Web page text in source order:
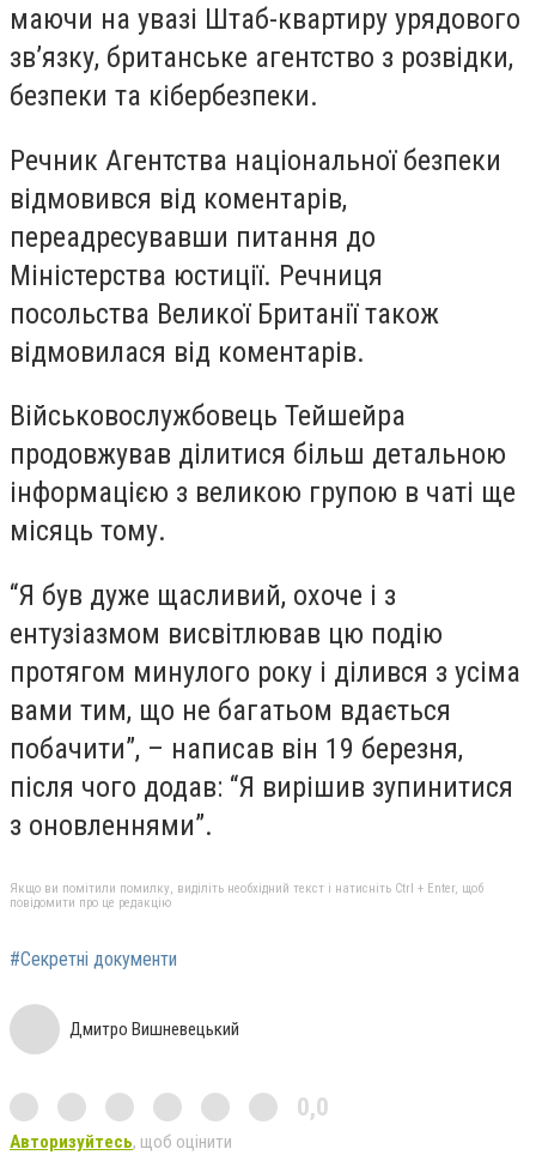
маючи на увазі Штаб-квартиру урядового
зв’язку, британське агентство з розвідки,
безпеки та кібербезпеки.
Речник Агентства національної безпеки
відмовився від коментарів,
переадресувавши питання до
Міністерства юстиції. Речниця
посольства Великої Британії також
відмовилася від коментарів.
Військовослужбовець Тейшейра
продовжував ділитися більш детальною
інформацією з великою групою в чаті ще
місяць тому.
“Я був дуже щасливий, охоче і з
ентузіазмом висвітлював цю подію
протягом минулого року і ділився з усіма
вами тим, що не багатьом вдається
побачити”, – написав він 19 березня,
після чого додав: “Я вирішив зупинитися
з оновленнями”.
Якщо ви помітили помилку, виділіть необхідний текст і натисніть Ctrl + Enter, щоб
повідомити про це редакцію
#Секретні документи
Дмитро Вишневецький
0,0
Авторизуйтесь, щоб оцінити